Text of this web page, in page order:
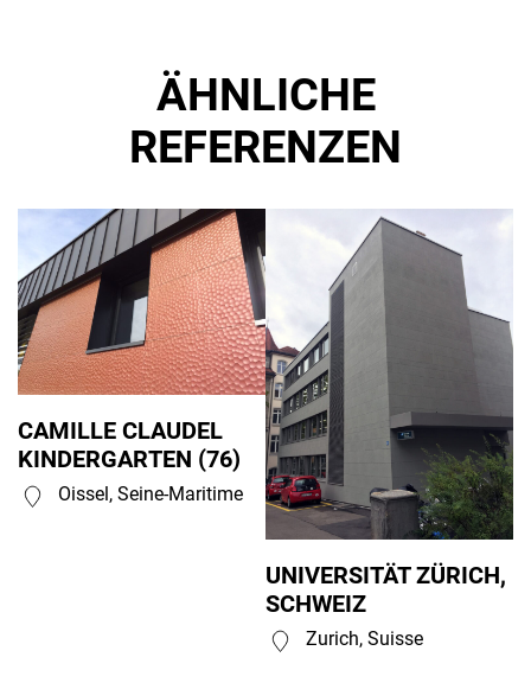
ÄHNLICHE
REFERENZEN
CAMILLE CLAUDEL
KINDERGARTEN (76)
Oissel, Seine-Maritime
UNIVERSITÄT ZÜRICH,
SCHWEIZ
Zurich, Suisse